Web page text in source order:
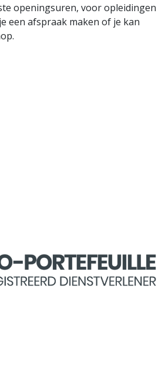
openingsuren, voor opleidingen
een afspraak maken of je kan